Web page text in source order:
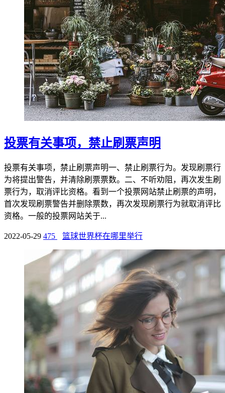
投票有关事项，禁止刷票声明
投票有关事项，禁止刷票声明一、禁止刷票行为。发现刷票行
为将提出警告，并清除刷票票数。二、不听劝阻，再次发生刷
票行为，取消评比资格。看到一个投票网站禁止刷票的声明，
首次发现刷票警告并删除票数，再次发现刷票行为就取消评比
资格。一般的投票网站关于...
2022-05-29 475 篮球世界杯在哪里举行